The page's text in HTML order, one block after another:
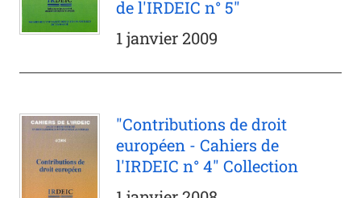
de l'IRDEIC n° 5"
1 janvier 2009
"Contributions de droit
européen - Cahiers de
l'IRDEIC n° 4" Collection